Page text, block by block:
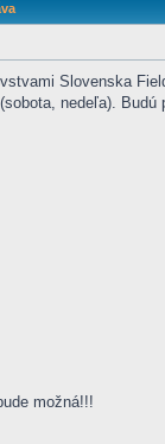
Slovenska
nedeľa).
možná!!!